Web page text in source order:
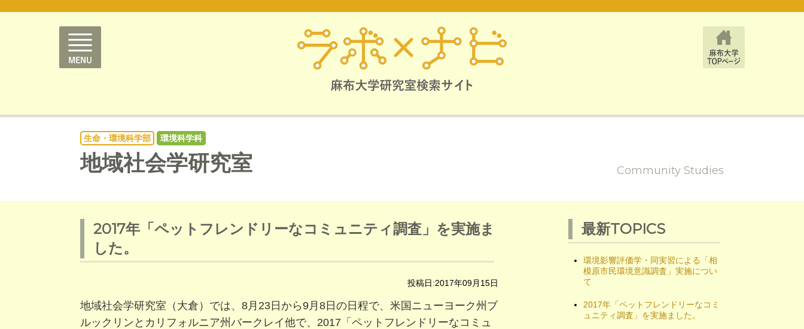
生命・環境科学部 環境科学科
地域社会学研究室 Community Studies
2017年「ペットフレンドリーなコミュニティ調査」を実施ま
した。
投稿日:2017年09月15日
地域社会学研究室（大倉）では、8月23日から9月8日の日程で、米国ニューヨーク州ブ
ルックリンとカリフォルニア州バークレイ他で、2017「ペットフレンドリーなコミュ
最新TOPICS
環境影響評価学・同実習による「相
模原市民環境意識調査」実施につい
て
2017年「ペットフレンドリーなコミ
ュニティ調査」を実施ました。